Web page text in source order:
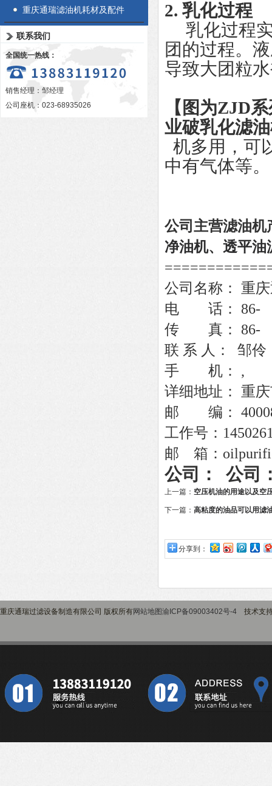
重庆通瑞滤油机耗材及配件
联系我们
全国统一热线：
销售经理：邹经理
公司座机：023-68935026
2. 乳化过程
乳化过程实
团的过程。
导致大团粒
【图为ZJD
业破乳化滤
机多用，可
中有气体等。
公司主营滤油机
净油机、 透平油
公司名称：
重
电 话：
86-
传 真：
86-
联 系 人：
邹伶
手 机：
,
详细地址：
重
邮 编：
工作号：
邮
箱：
公司： 公司
上一篇： 空压机油的用途以及空
下一篇： 高粘度的油品可以用滤
分享到：
重庆通瑞过滤设备制造有限公司 版权所有网站地图渝ICP备09003402号-4 技术支